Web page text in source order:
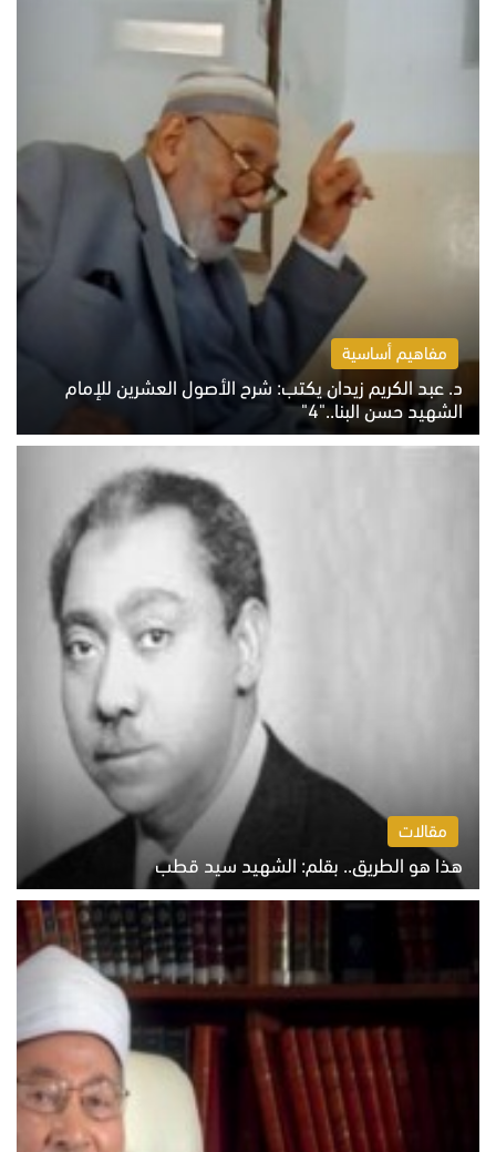
مفاهيم أساسية
د. عبد الكريم زيدان يكتب: شرح الأصول العشرين للإمام
الشهيد حسن البنا.."4"
الخميس 6 أغسطس 2026 10:27 ص
مقالات
هذا هو الطريق.. بقلم: الشهيد سيد قطب
الخميس 6 أغسطس 2026 10:52 ص